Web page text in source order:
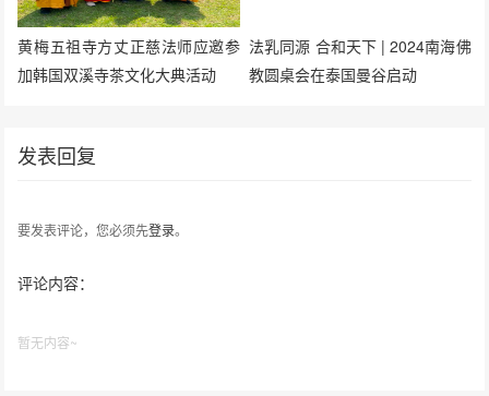
黄梅五祖寺方丈正慈法师应邀参
加韩国双溪寺茶文化大典活动
法乳同源 合和天下 | 2024南海佛
教圆桌会在泰国曼谷启动
发表回复
要发表评论，您必须先登录。
评论内容：
暂无内容~